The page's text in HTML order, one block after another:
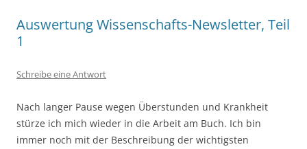
Auswertung Wissenschafts-Newsletter, Teil
1
Schreibe eine Antwort
Nach langer Pause wegen Überstunden und Krankheit
stürze ich mich wieder in die Arbeit am Buch. Ich bin
immer noch mit der Beschreibung der wichtigsten